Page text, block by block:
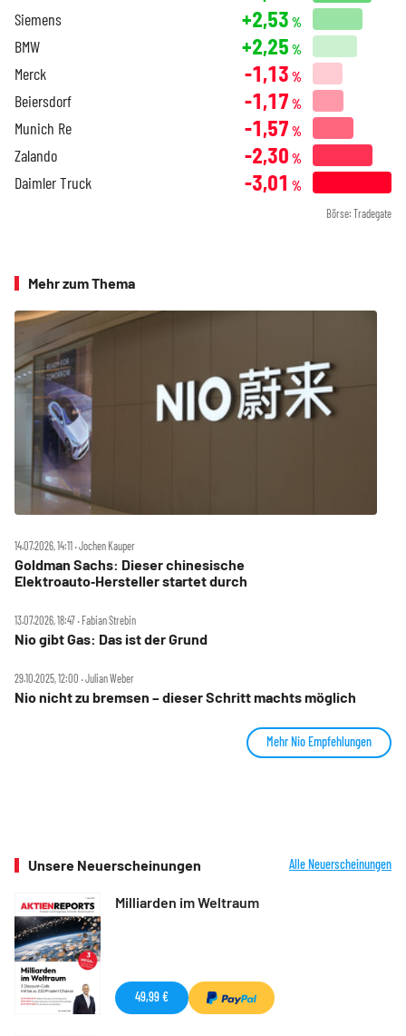
Siemens +2,53 %
BMW +2,25 %
Merck -1,13 %
Beiersdorf -1,17 %
Munich Re -1,57 %
Zalando -2,30 %
Daimler Truck -3,01 %
Börse: Tradegate
Mehr zum Thema
14.07.2026, 14:11 ‧ Jochen Kauper
Goldman Sachs: Dieser chinesische
Elektroauto‑Hersteller startet durch
13.07.2026, 18:47 ‧ Fabian Strebin
Nio gibt Gas: Das ist der Grund
29.10.2025, 12:00 ‧ Julian Weber
Nio nicht zu bremsen – dieser Schritt machts möglich
Mehr Nio Empfehlungen
Unsere Neuerscheinungen Alle Neuerscheinungen
Milliarden im Weltraum
49,99 €